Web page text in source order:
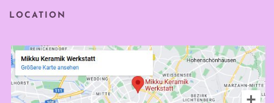
LOCATION